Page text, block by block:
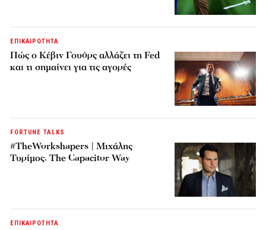
ΕΠΙΚΑΙΡΟΤΗΤΑ
Πώς ο Κέβιν Γουόρς αλλάζει τη Fed
και τι σημαίνει για τις αγορές
FORTUNE TALKS
#TheWorkshapers | Μιχάλης
Τυρίμος: The Capacitor Way
ΕΠΙΚΑΙΡΟΤΗΤΑ